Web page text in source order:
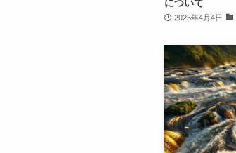
について
2025年4月4日